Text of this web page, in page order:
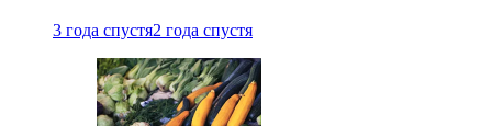
3 года спустя2 года спустя